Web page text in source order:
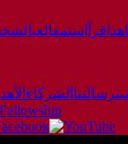
اقرأ استمعالعب
رسالتنا الشركاء